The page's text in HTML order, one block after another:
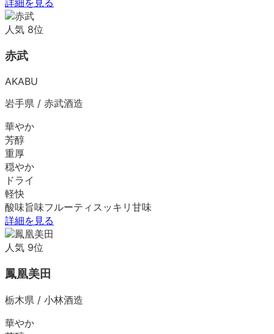
人気 8位
赤武
AKABU
岩手県 / 赤武酒造
華やか
芳醇
重厚
穏やか
ドライ
軽快
酸味旨味フルーティ スッキリ 甘味
詳細を見る
人気 9位
鳳凰美田
栃木県 / 小林酒造
華やか